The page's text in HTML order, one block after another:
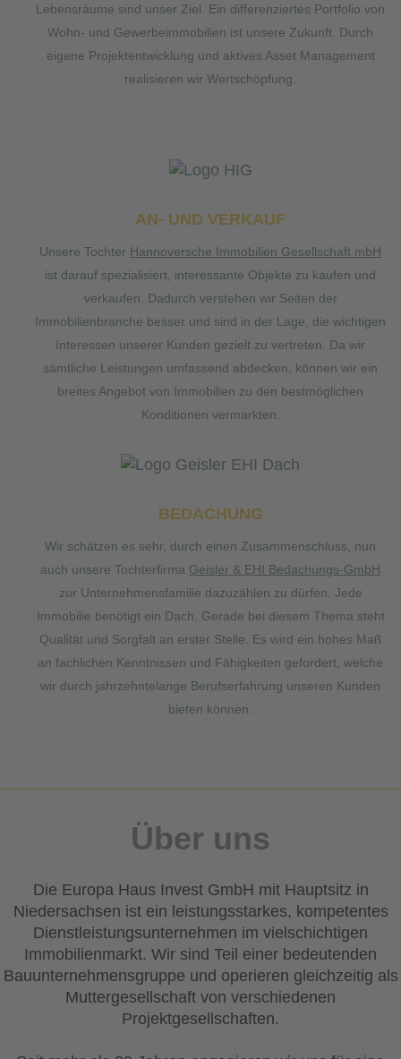
Lebensräume sind unser Ziel. Ein differenziertes Portfolio von
Wohn- und Gewerbeimmobilien ist unsere Zukunft. Durch
eigene Projektentwicklung und aktives Asset Management
realisieren wir Wertschöpfung.
AN- UND VERKAUF
Unsere Tochter Hannoversche Immobilien Gesellschaft mbH
ist darauf spezialisiert, interessante Objekte zu kaufen und
verkaufen. Dadurch verstehen wir Seiten der
Immobilienbranche besser und sind in der Lage, die wichtigen
Interessen unserer Kunden gezielt zu vertreten. Da wir
sämtliche Leistungen umfassend abdecken, können wir ein
breites Angebot von Immobilien zu den bestmöglichen
Konditionen vermarkten.
BEDACHUNG
Wir schätzen es sehr, durch einen Zusammenschluss, nun
auch unsere Tochterfirma Geisler & EHI Bedachungs-GmbH
zur Unternehmensfamilie dazuzählen zu dürfen. Jede
Immobilie benötigt ein Dach. Gerade bei diesem Thema steht
Qualität und Sorgfalt an erster Stelle. Es wird ein hohes Maß
an fachlichen Kenntnissen und Fähigkeiten gefordert, welche
wir durch jahrzehntelange Berufserfahrung unseren Kunden
bieten können.
Über uns
Die Europa Haus Invest GmbH mit Hauptsitz in
Niedersachsen ist ein leistungsstarkes, kompetentes
Dienstleistungsunternehmen im vielschichtigen
Immobilienmarkt. Wir sind Teil einer bedeutenden
Bauunternehmensgruppe und operieren gleichzeitig als
Muttergesellschaft von verschiedenen
Projektgesellschaften.